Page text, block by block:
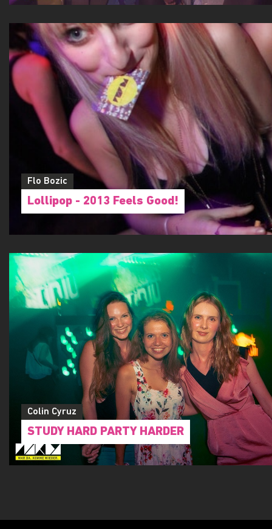
Flo Bozic
Lollipop - 2013 Feels Good!
Colin Cyruz
STUDY HARD PARTY HARDER